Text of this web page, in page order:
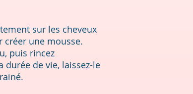
sur les cheveux
une mousse.
puis rincez
de vie, laissez-le